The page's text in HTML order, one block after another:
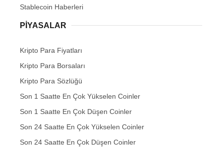
Stablecoin Haberleri
PIYASALAR
Kripto Para Fiyatları
Kripto Para Borsaları
Kripto Para Sözlüğü
Son 1 Saatte En Çok Yükselen Coinler
Son 1 Saatte En Çok Düşen Coinler
Son 24 Saatte En Çok Yükselen Coinler
Son 24 Saatte En Çok Düşen Coinler